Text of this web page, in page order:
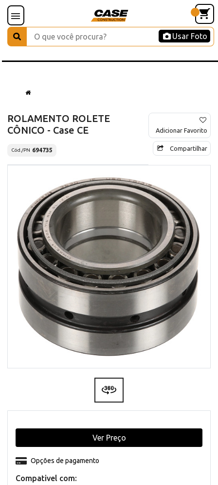
Usar Foto
ROLAMENTO ROLETE
CÔNICO - Case CE
Cód./PN 694735
Adicionar Favorito
Compartilhar
Compativel com:
Opções de pagamento
Ver Preço